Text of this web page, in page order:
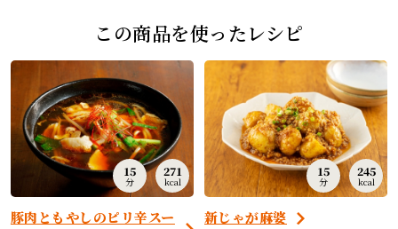
この商品を使ったレシピ
15
分
271
kcal
豚肉ともやしのピリ辛スー
15
分
245
kcal
新じゃが麻婆